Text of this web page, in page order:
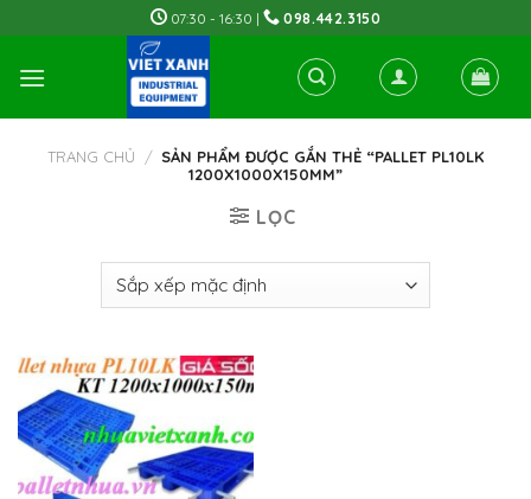
to
content
07:30 - 16:30 | 098.442.3150
TRANG CHỦ / SẢN PHẨM ĐƯỢC GẮN THẺ “PALLET PL10LK
1200X1000X150MM”
LỌC